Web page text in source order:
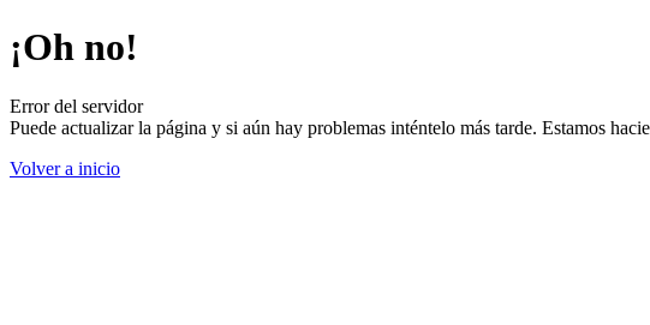
¡Oh no!
Error del servidor
Puede actualizar la página y si aún hay problemas inténtelo más tarde. Estamos
Volver a inicio